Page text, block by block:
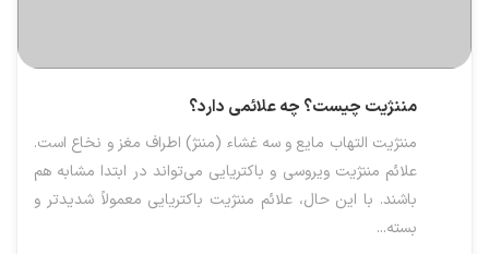
مننژیت چیست؟ چه علائمی دارد؟
مننژیت التهاب مایع و سه غشاء (مننژ) اطراف مغز و نخاع است.
علائم مننژیت ویروسی و باکتریایی می‌تواند در ابتدا مشابه هم
باشند. با این حال، علائم مننژیت باکتریایی معمولاً شدیدتر و
بسته...